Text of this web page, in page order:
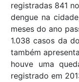
registradas 841
dengue na
meses do ano
1.038 casos da
também
houve uma
registrado em